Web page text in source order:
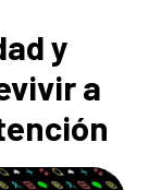
y
a